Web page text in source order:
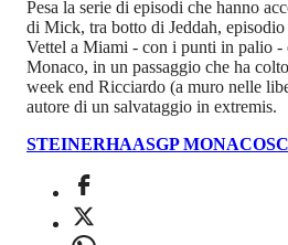
Pesa la serie di episodi che hanno
di Mick, tra botto di Jeddah,
Vettel a Miami - con i punti in palio
Monaco, in un passaggio che ha
week end Ricciardo (a muro nelle
autore di un salvataggio in extremis.
STEINERHAASGP MONACO